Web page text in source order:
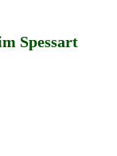
Spessart